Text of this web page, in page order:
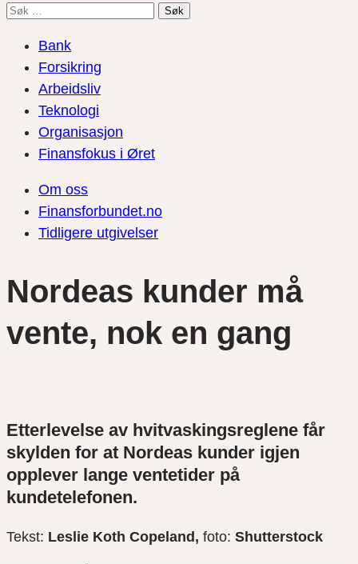
Søk
Bank
Forsikring
Arbeidsliv
Teknologi
Organisasjon
Finansfokus i Øret
Om oss
Finansforbundet.no
Tidligere utgivelser
Nordeas kunder må
vente, nok en gang
Etterlevelse av hvitvaskingsreglene får
skylden for at Nordeas kunder igjen
opplever lange ventetider på
kundetelefonen.
Tekst: Leslie Koth Copeland, foto: Shutterstock